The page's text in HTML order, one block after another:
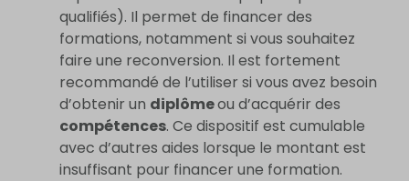
qualifiés). Il permet de financer des
formations, notamment si vous souhaitez
faire une reconversion. Il est fortement
recommandé de l’utiliser si vous avez besoin
d’obtenir un diplômeou d’acquérir des
compétences. Ce dispositif est cumulable
avec d’autres aides lorsque le montant est
insuffisant pour financer une formation.